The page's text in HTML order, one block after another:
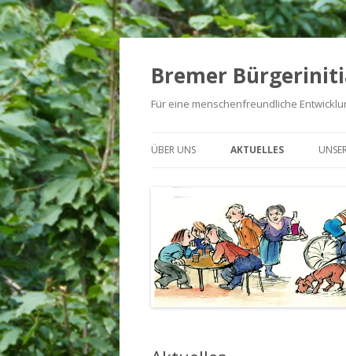
Bremer
Für eine menschenfreundliche
ÜBER UNS AKTUELLES